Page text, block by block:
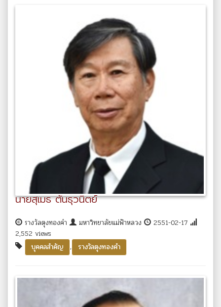
นายสุเมธ ตันธุวนิตย์
รางวัลตุงทองคำ มหาวิทยาลัยแม่ฟ้าหลวง
2551-02-17
2,552 views
บุคคลสำคัญ
, รางวัลตุงทองคำ